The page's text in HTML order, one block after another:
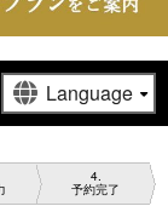
4
予約完了